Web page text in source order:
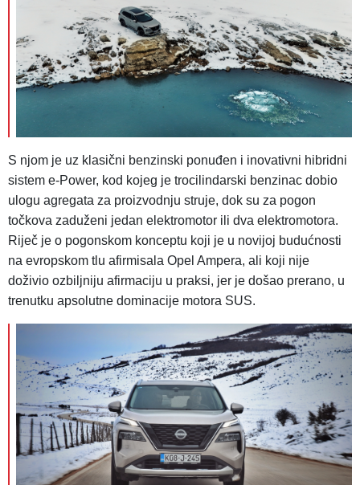
S njom je uz klasični benzinski ponuđen i inovativni hibridni
sistem e-Power, kod kojeg je trocilindarski benzinac dobio
ulogu agregata za proizvodnju struje, dok su za pogon
točkova zaduženi jedan elektromotor ili dva elektromotora.
Riječ je o pogonskom konceptu koji je u novijoj budućnosti
na evropskom tlu afirmisala Opel Ampera, ali koji nije
doživio ozbiljniju afirmaciju u praksi, jer je došao prerano, u
trenutku apsolutne dominacije motora SUS.